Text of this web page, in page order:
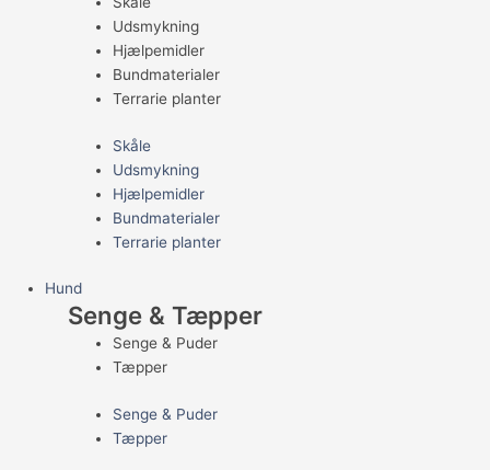
Udsmykning
Hjælpemidler
Bundmaterialer
Terrarie planter
Skåle
Udsmykning
Hjælpemidler
Bundmaterialer
Terrarie planter
Hund
Senge & Tæpper
Senge & Puder
Tæpper
Senge & Puder
Tæpper